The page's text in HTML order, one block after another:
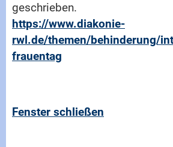
geschrieben.
https://www.diakonie-
rwl.de/themen/behinderung/
frauentag
Fenster schließen